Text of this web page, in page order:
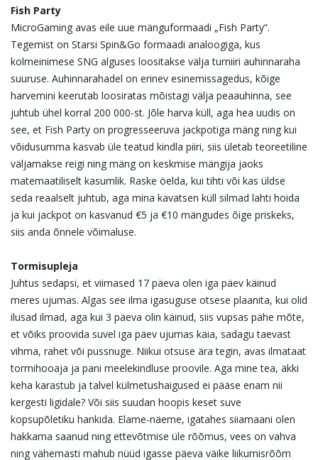
Fish Party
MicroGaming avas eile uue mänguformaadi „Fish Party“.
Tegemist on Starsi Spin&Go formaadi analoogiga, kus
kolmeinimese SNG alguses loositakse välja turniiri auhinnaraha
suuruse. Auhinnarahadel on erinev esinemissagedus, kõige
harvemini keerutab loosiratas mõistagi välja peaauhinna, see
juhtub ühel korral 200 000-st. Jõle harva küll, aga hea uudis on
see, et Fish Party on progresseeruva jackpotiga mäng ning kui
võidusumma kasvab üle teatud kindla piiri, siis ületab teoreetiline
väljamakse reigi ning mäng on keskmise mängija jaoks
matemaatiliselt kasumlik. Raske öelda, kui tihti või kas üldse
seda reaalselt juhtub, aga mina kavatsen küll silmad lahti hoida
ja kui jackpot on kasvanud €5 ja €10 mängudes õige priskeks,
siis anda õnnele võimaluse.
Tormisupleja
Juhtus sedapsi, et viimased 17 päeva olen iga päev käinud
meres ujumas. Algas see ilma igasuguse otsese plaanita, kui olid
ilusad ilmad, aga kui 3 päeva olin käinud, siis vupsas pähe mõte,
et võiks proovida suvel iga päev ujumas käia, sadagu taevast
vihma, rahet või pussnuge. Niikui otsuse ära tegin, avas ilmataat
tormihooaja ja pani meelekindluse proovile. Aga mine tea, äkki
keha karastub ja talvel külmetushaigused ei pääse enam nii
kergesti ligidale? Või siis suudan hoopis keset suve
kopsupõletiku hankida. Elame-näeme, igatahes siiamaani olen
hakkama saanud ning ettevõtmise üle rõõmus, vees on vahva
ning vähemasti mahub nüüd igasse päeva väike liikumisrõõm